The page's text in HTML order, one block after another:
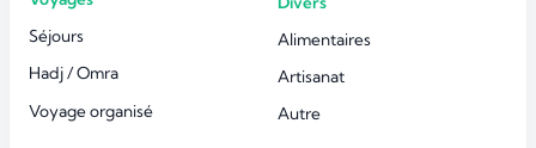
Séjours
Hadj / Omra
Voyage organisé
Alimentaires
Artisanat
Autre